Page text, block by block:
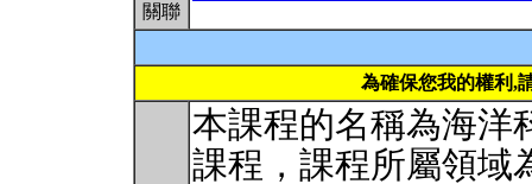
關聯
為確保您我的權利,
本課程的名稱為海洋
課程，課程所屬領域